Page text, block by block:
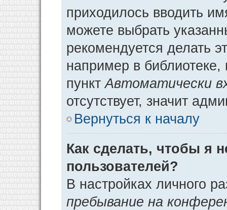
приходилось вводить
можете выбрать
рекомендуется делать
например в библиотеке,
пунктАвтоматически
отсутствует, значит
Вернуться к началу
Как сделать, чтобы я
пользователей?
В настройках личного
пребывание на